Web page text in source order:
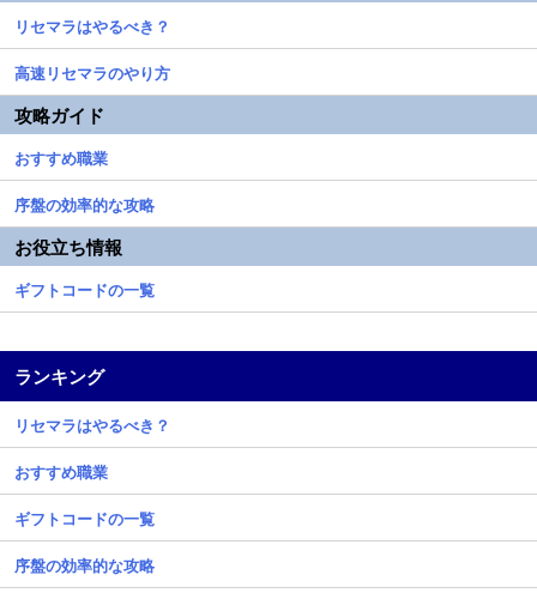
リセマラはやるべき？
高速リセマラのやり方
攻略ガイド
おすすめ職業
序盤の効率的な攻略
お役立ち情報
ギフトコードの一覧
ランキング
リセマラはやるべき？
おすすめ職業
ギフトコードの一覧
序盤の効率的な攻略